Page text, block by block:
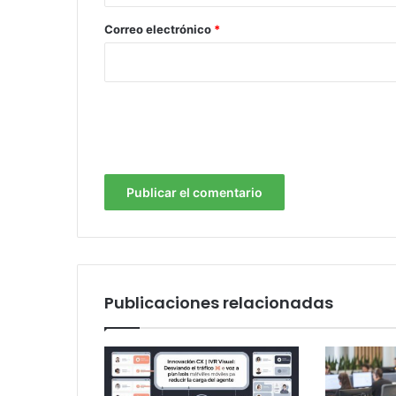
*
Correo electrónico *
Publicaciones relacionadas